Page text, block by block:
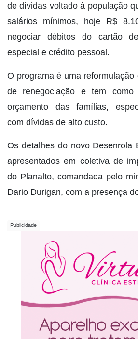
de dívidas voltado à população
salários mínimos, hoje R$
negociar débitos do cartão
especial e crédito pessoal.
O programa é uma reformulação
de renegociação e tem
orçamento das famílias,
com dívidas de alto custo.
Os detalhes do novo Desenrola
apresentados em coletiva de
do Planalto, comandada pelo
Dario Durigan, com a presença